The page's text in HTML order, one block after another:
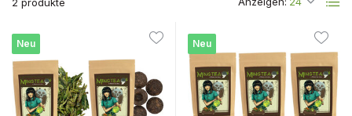
Neu Neu